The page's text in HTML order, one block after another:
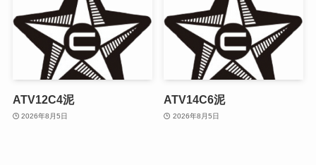
ATV12C4泥
2026年8月5日
ATV14C6泥
2026年8月5日